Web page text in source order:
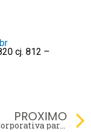
cj. 812 –
PROXIMO
Viagem Corporativa para Engenheiros: Como Funciona?